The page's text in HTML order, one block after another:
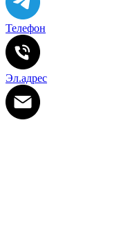
Телефон
Эл.адрес